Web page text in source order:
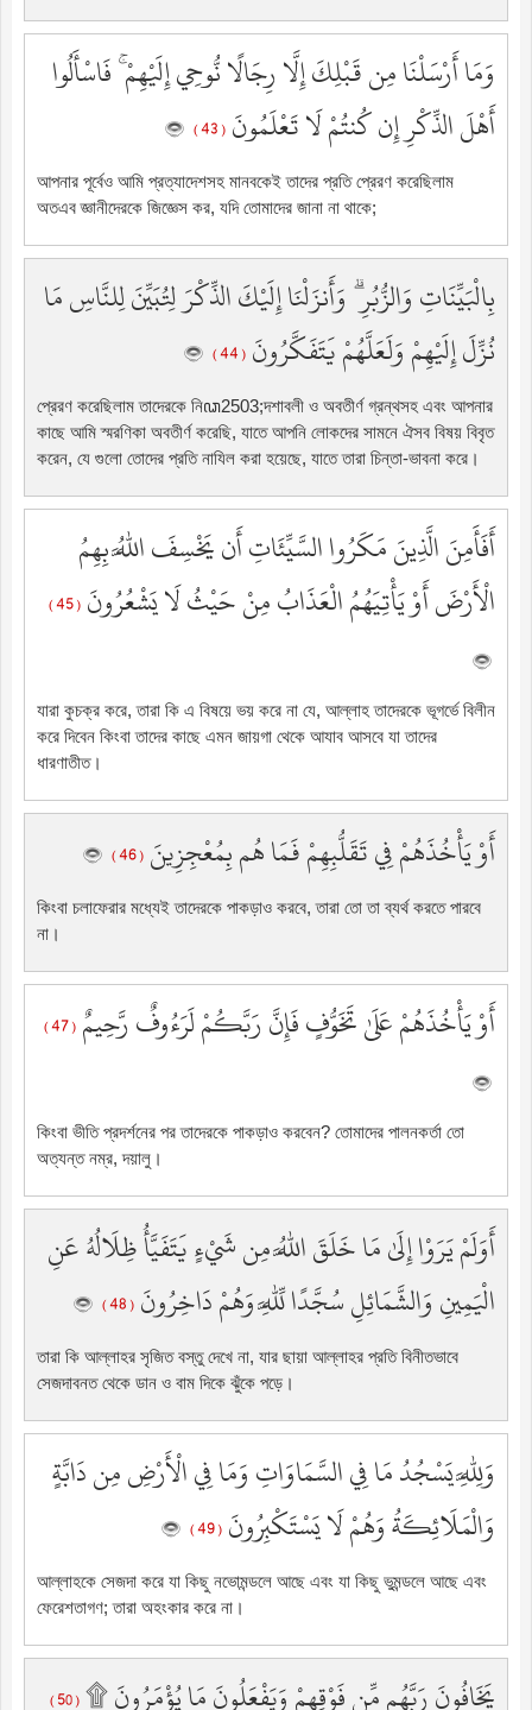
وَمَا أَرْسَلْنَا مِن قَبْلِكَ إِلَّا رِجَالًا نُّوحِي إِلَيْهِمْ ۚ فَاسْأَلُوا
أَهْلَ الذِّكْرِ إِن كُنتُمْ لَا تَعْلَمُونَ ( 43 )
আপনার পূর্বেও আমি প্রত্যাদেশসহ মানবকেই তাদের প্রতি প্রেরণ করেছিলাম
অতএব জ্ঞানীদেরকে জিজ্ঞেস কর, যদি তোমাদের জানা না থাকে;
بِالْبَيِّنَاتِ وَالزُّبُرِ ۗ وَأَنزَلْنَا إِلَيْكَ الذِّكْرَ لِتُبَيِّنَ لِلنَّاسِ مَا
نُزِّلَ إِلَيْهِمْ وَلَعَلَّهُمْ يَتَفَكَّرُونَ ( 44 )
প্রেরণ করেছিলাম তাদেরকে নিꦣ2503;দশাবলী ও অবতীর্ণ গ্রন্থসহ এবং আপনার
কাছে আমি স্মরণিকা অবতীর্ণ করেছি, যাতে আপনি লোকদের সামনে ঐসব বিষয় বিবৃত
করেন, যে গুলো তোদের প্রতি নাযিল করা হয়েছে, যাতে তারা চিন্তা-ভাবনা করে।
أَفَأَمِنَ الَّذِينَ مَكَرُوا السَّيِّئَاتِ أَن يَخْسِفَ اللَّهُ بِهِمُ
الْأَرْضَ أَوْ يَأْتِيَهُمُ الْعَذَابُ مِنْ حَيْثُ لَا يَشْعُرُونَ ( 45 )
যারা কুচক্র করে, তারা কি এ বিষয়ে ভয় করে না যে, আল্লাহ তাদেরকে ভূগর্ভে বিলীন
করে দিবেন কিংবা তাদের কাছে এমন জায়গা থেকে আযাব আসবে যা তাদের
ধারণাতীত।
أَوْ يَأْخُذَهُمْ فِي تَقَلُّبِهِمْ فَمَا هُم بِمُعْجِزِينَ ( 46 )
কিংবা চলাফেরার মধ্যেই তাদেরকে পাকড়াও করবে, তারা তো তা ব্যর্থ করতে পারবে
না।
أَوْ يَأْخُذَهُمْ عَلَىٰ تَخَوُّفٍ فَإِنَّ رَبَّكُمْ لَرَءُوفٌ رَّحِيمٌ ( 47 )
কিংবা ভীতি প্রদর্শনের পর তাদেরকে পাকড়াও করবেন? তোমাদের পালনকর্তা তো
অত্যন্ত নম্র, দয়ালু।
أَوَلَمْ يَرَوْا إِلَىٰ مَا خَلَقَ اللَّهُ مِن شَيْءٍ يَتَفَيَّأُ ظِلَالُهُ عَنِ
الْيَمِينِ وَالشَّمَائِلِ سُجَّدًا لِّلَّهِ وَهُمْ دَاخِرُونَ ( 48 )
তারা কি আল্লাহর সৃজিত বস্তু দেখে না, যার ছায়া আল্লাহর প্রতি বিনীতভাবে
সেজদাবনত থেকে ডান ও বাম দিকে ঝুঁকে পড়ে।
وَلِلَّهِ يَسْجُدُ مَا فِي السَّمَاوَاتِ وَمَا فِي الْأَرْضِ مِن دَابَّةٍ
وَالْمَلَائِكَةُ وَهُمْ لَا يَسْتَكْبِرُونَ ( 49 )
আল্লাহকে সেজদা করে যা কিছু নভোমন্ডলে আছে এবং যা কিছু ভুমন্ডলে আছে এবং
ফেরেশতাগণ; তারা অহংকার করে না।
يَخَافُونَ رَبَّهُم مِّن فَوْقِهِمْ وَيَفْعَلُونَ مَا يُؤْمَرُونَ ۩ ( 50 )